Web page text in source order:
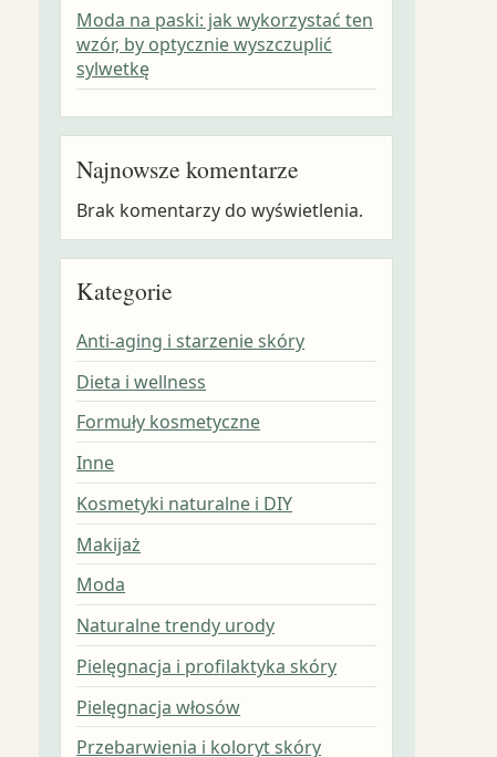
Moda na paski: jak wykorzystać ten
wzór, by optycznie wyszczuplić
sylwetkę
Najnowsze komentarze
Brak komentarzy do wyświetlenia.
Kategorie
Anti-aging i starzenie skóry
Dieta i wellness
Formuły kosmetyczne
Inne
Kosmetyki naturalne i DIY
Makijaż
Moda
Naturalne trendy urody
Pielęgnacja i profilaktyka skóry
Pielęgnacja włosów
Przebarwienia i koloryt skóry